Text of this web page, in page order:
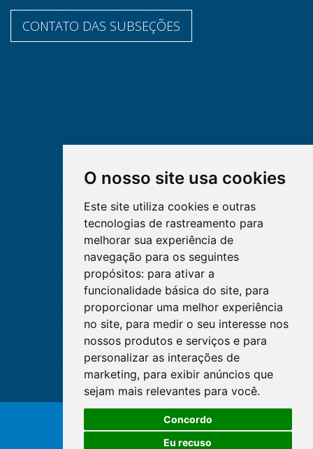
O nosso site usa cookies
Este site utiliza cookies e outras
tecnologias de rastreamento para
melhorar sua experiência de
navegação para os seguintes
propósitos: para ativar a
funcionalidade básica do site, para
proporcionar uma melhor experiência
no site, para medir o seu interesse nos
nossos produtos e serviços e para
personalizar as interações de
marketing, para exibir anúncios que
sejam mais relevantes para você.
Concordo
Eu recuso
CONTATO DAS SUBSEÇÕES
© Copyright 2026 - Cofen/CORENs